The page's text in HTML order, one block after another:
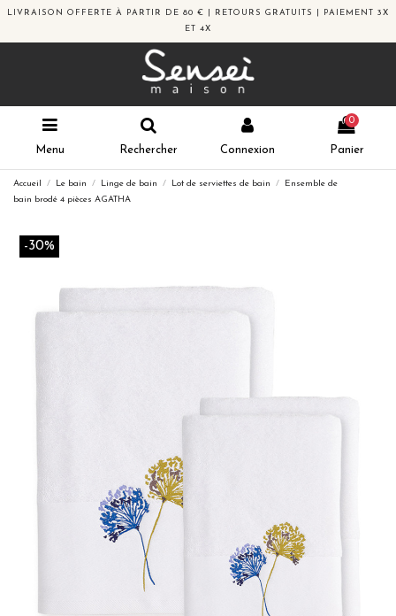
LIVRAISON OFFERTE À PARTIR DE 80 € | RETOURS GRATUITS | PAIEMENT 3X
ET 4X
Menu Rechercher Connexion
0
Panier
Accueil Le bain Linge de bain Lot de serviettes de bain
Ensemble de
bain brodé 4 pièces AGATHA
-30%